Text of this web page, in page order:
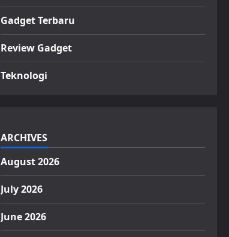
Gadget Terbaru
Review Gadget
Teknologi
ARCHIVES
August 2026
July 2026
June 2026